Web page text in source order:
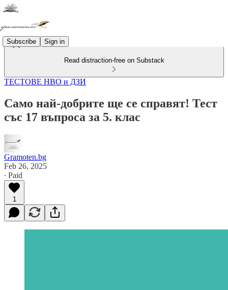
Subscribe Sign in
Read distraction-free on Substack
ТЕСТОВЕ НВО и ДЗИ
Само най-добрите ще се справят! Тест
със 17 въпроса за 5. клас
Gramoten.bg
Feb 26, 2025
∙ Paid
1